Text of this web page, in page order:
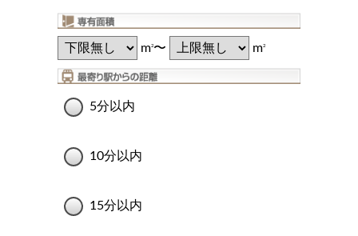
m2〜 m2
5分以内
10分以内
15分以内